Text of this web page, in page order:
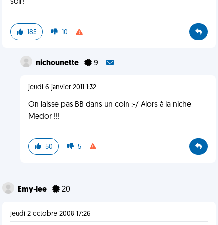
soir!
185 10
nichounette 9
jeudi 6 janvier 2011 1:32
On laisse pas BB dans un coin :-/ Alors à la niche
Medor !!!
50 5
Emy-lee 20
jeudi 2 octobre 2008 17:26